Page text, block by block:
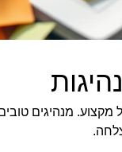
מנהיגים